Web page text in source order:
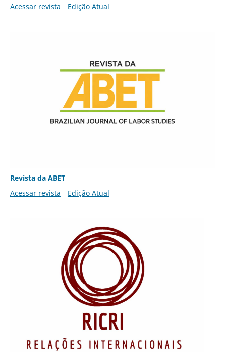
Acessar revista Edição Atual
Revista da ABET
Acessar revista
Edição Atual